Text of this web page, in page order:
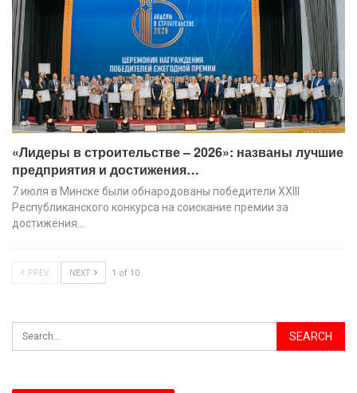
«Лидеры в строительстве – 2026»: названы лучшие
предприятия и достижения…
7 июля в Минске были обнародованы победители XХIII
Республиканского конкурса на соискание премии за
достижения…
PREV NEXT 1 of 10